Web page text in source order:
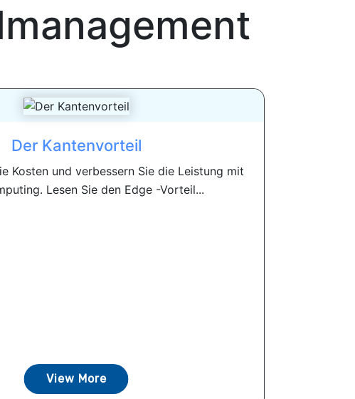
Der Kantenvorteil
Kosten und verbessern Sie die Leistung mit
Lesen Sie den Edge -Vorteil...
View More